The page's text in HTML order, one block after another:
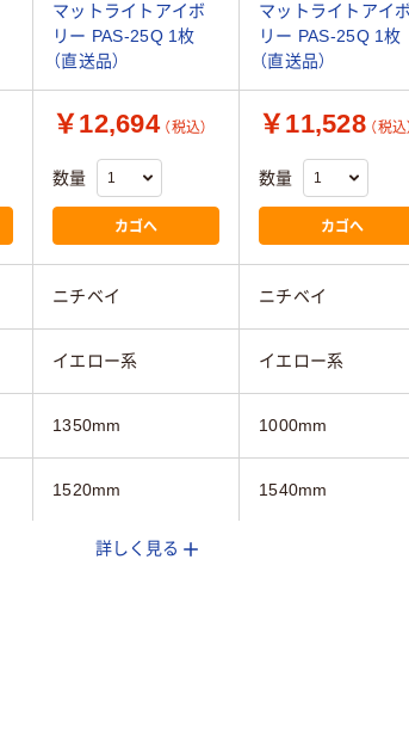
マットライトアイボ
リー PAS-25Q 1枚
（直送品）
マットライトアイ
リー PAS-25Q 1枚
（直送品）
￥12,694 （税込）
数量
カゴへ
￥11,528 （税込
数量
カゴへ
ニチベイ ニチベイ
イエロー系 イエロー系
1350mm 1000mm
1520mm 1540mm
詳しく見る